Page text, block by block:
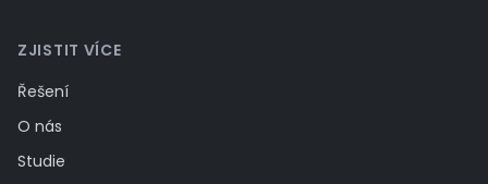
ZJISTIT VÍCE
Řešení
O nás
Studie